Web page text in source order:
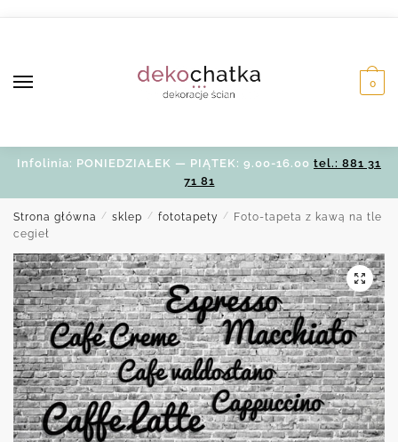
0
Infolinia: PONIEDZIAŁEK — PIĄTEK: 9.00-16.00 tel.: 881 31
71 81
Strona główna / sklep / fototapety /
Foto-tapeta z kawą na tle
cegieł